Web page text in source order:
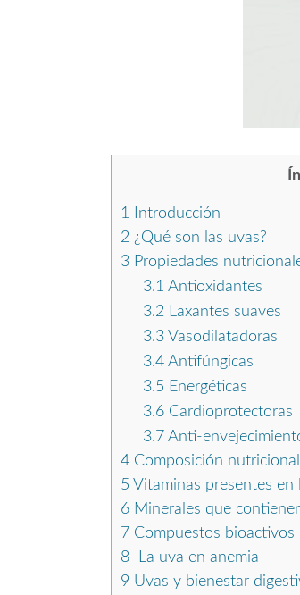
1
Introducción
2 ¿Qué son las uvas?
3 Propiedades
3.1 Antioxidantes
3.2 Laxantes suaves
3.3Vasodilatadoras
3.4Antifúngicas
3.5 Energéticas
3.6Cardioprotectoras
3.7Anti-
4 Composición
5 Vitaminas presentes en
6 Minerales que
7 Compuestos bioactivos
8 La uva en anemia
9 Uvas y bienestar